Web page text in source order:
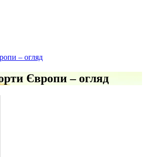
– огляд
Європи – огляд